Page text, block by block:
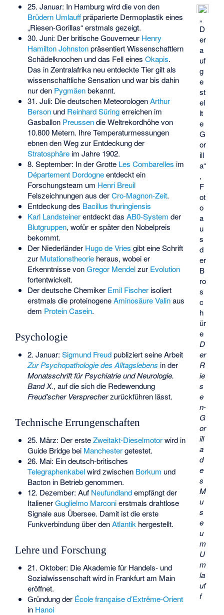
„
D
er
a
uf
g
e
st
el
lt
e
G
or
ill
a“
,
F
ot
o
a
u
s
d
er
B
ro
s
c
h
ür
e
D
er
R
ie
s
e
n-
G
or
ill
a
d
e
s
M
u
s
e
u
m
U
m
la
uf
f
25. Januar: In Hamburg wird die von den
Brüdern Umlauffpräparierte Dermoplastik eines
„Riesen-Gorillas“erstmals gezeigt.
30. Juni: Der britische Gouverneur Henry
Hamilton Johnstonpräsentiert Wissenschaftlern
Schädelknochen und das Fell eines Okapis.
Das in Zentralafrika neu entdeckte Tier gilt als
wissenschaftliche Sensation und war bis dahin
nur den Pygmäenbekannt.
31. Juli: Die deutschen MeteorologenArthur
Bersonund Reinhard Süringerreichen im
Gasballon Preussendie Weltrekordhöhe von
10.800 Metern. Ihre Temperaturmessungen
ebnen den Weg zur Entdeckung der
Stratosphäreim Jahre 1902.
8. September: In der Grotte Les Combarelles im
Département Dordogneentdeckt ein
Forschungsteam um Henri Breuil
Felszeichnungen aus derCro-Magnon-Zeit.
Entdeckung des Bacillus thuringiensis
Karl Landsteinerentdeckt das AB0-System der
Blutgruppen, wofür er später den Nobelpreis
bekommt.
Der Niederländer Hugo de Vries gibt eine Schrift
zur Mutationstheorieheraus, wobei er
Erkenntnisse vonGregor Mendelzur Evolution
fortentwickelt.
Der deutsche Chemiker Emil Fischerisoliert
erstmals die proteinogeneAminosäure Valinaus
dem Protein Casein.
Psychologie
2. Januar: Sigmund Freudpubliziert seine Arbeit
Zur Psychopathologie des Alltagslebens in der
Monatsschrift für Psychiatrie und Neurologie.
Band X., auf die sich die Redewendung
Freud’scher Versprecherzurückführen lässt.
Technische Errungenschaften
25. März: Der ersteZweitakt-Dieselmotorwird in
Guide Bridge bei Manchestergetestet.
26. Mai: Ein deutsch-britisches
Telegraphenkabelwird zwischen Borkum und
Bactonin Betrieb genommen.
12. Dezember: Auf Neufundlandempfängt der
ItalienerGuglielmo Marconierstmals drahtlose
Signale aus Übersee. Damit ist die erste
Funkverbindung über denAtlantik hergestellt.
Lehre und Forschung
21. Oktober: Die Akademie für Handels- und
Sozialwissenschaft wird in Frankfurt am Main
eröffnet.
Gründung der École française d’Extrême-Orient
in Hanoi